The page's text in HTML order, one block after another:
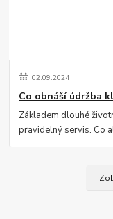
02.09.2024
Co obnáší údržba
Základem dlouhé
pravidelný servis. Co